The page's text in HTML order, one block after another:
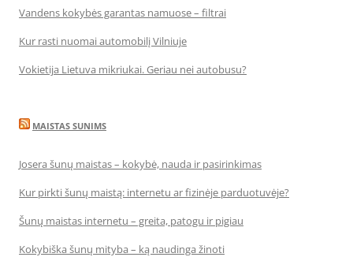
Vandens kokybės garantas namuose – filtrai
Kur rasti nuomai automobilį Vilniuje
Vokietija Lietuva mikriukai. Geriau nei autobusu?
MAISTAS SUNIMS
Josera šunų maistas – kokybė, nauda ir pasirinkimas
Kur pirkti šunų maistą: internetu ar fizinėje parduotuvėje?
Šunų maistas internetu – greita, patogu ir pigiau
Kokybiška šunų mityba – ką naudinga žinoti